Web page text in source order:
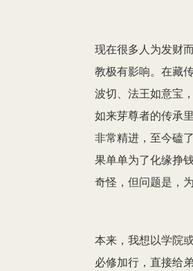
现在很多人为发财
教极有影响。在藏
波切、法王如意宝
如来芽尊者的传承
非常精进，至今磕
果单单为了化缘挣
奇怪，但问题是，
本来，我想以学院
必修加行，直接给